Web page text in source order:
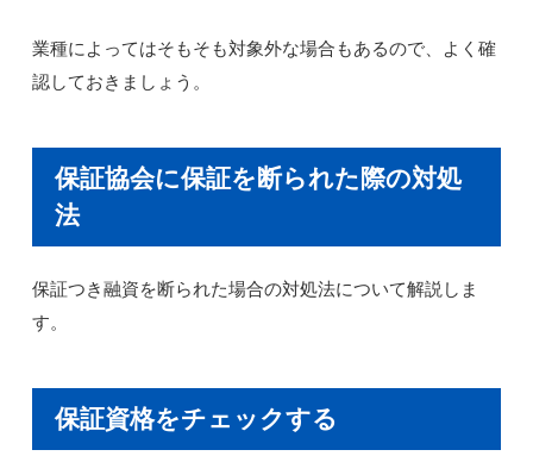
業種によってはそもそも対象外な場合もあるので、よく確
認しておきましょう。
保証協会に保証を断られた際の対処
法
保証つき融資を断られた場合の対処法について解説しま
す。
保証資格をチェックする